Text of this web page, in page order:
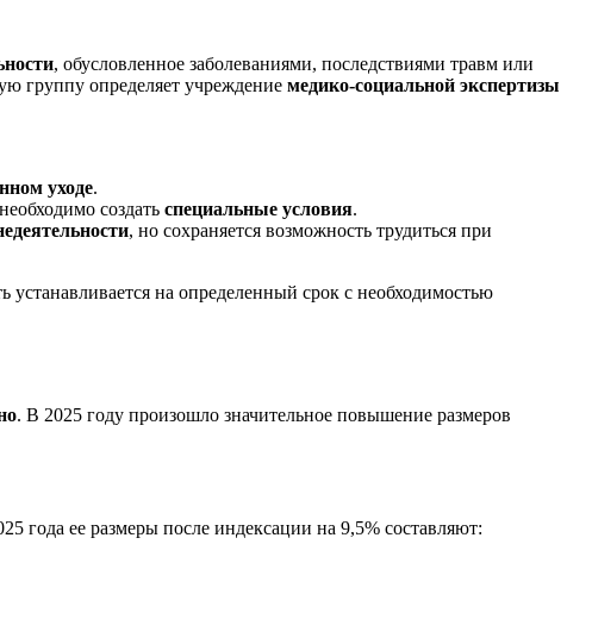
, обусловленное заболеваниями, последствиями травм или
группу определяет учреждение медико-социальной экспертизы
уходе.
создать специальные условия.
, но сохраняется возможность трудиться при
устанавливается на определенный срок с необходимостью
. В 2025 году произошло значительное повышение размеров
года ее размеры после индексации на 9,5% составляют: